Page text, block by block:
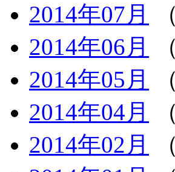
2014年07月
2014年06月
2014年05月
2014年04月
2014年02月